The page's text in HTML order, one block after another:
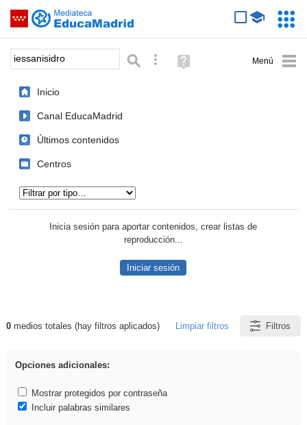
Saltar navegación
Palabra o frase: Búsqueda avanzada
Ayuda
(en
Inicio
Canal EducaMadrid
Últimos contenidos
Centros
Inicia sesión para aportar contenidos, crear listas de
reproducción...
Iniciar sesión
Resultados de: iessanisidro
0medios totales (hay filtros aplicados) Limpiar filtros Filtros
Opciones adicionales:
Mostrar protegidos por contraseña
Incluir palabras similares